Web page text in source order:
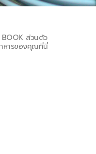
BOOK ส่วนตัว
หารของคุณที่นี่